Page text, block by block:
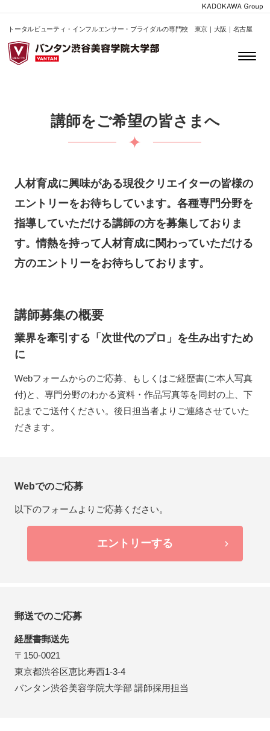
トータルビューティ・インフルエンサー・ブライダルの専門校 東京｜大阪｜名古屋
講師をご希望の皆さまへ
人材育成に興味がある現役クリエイターの皆様の
エントリーをお待ちしています。各種専門分野を
指導していただける講師の方を募集しておりま
す。情熱を持って人材育成に関わっていただける
方のエントリーをお待ちしております。
講師募集の概要
業界を牽引する「次世代のプロ」を生み出すため
に
Webフォームからのご応募、もしくはご経歴書(ご本人写真
付)と、専門分野のわかる資料・作品写真等を同封の上、下
記までご送付ください。後日担当者よりご連絡させていた
だきます。
Webでのご応募
以下のフォームよりご応募ください。
エントリーする
郵送でのご応募
経歴書郵送先
〒150-0021
東京都渋谷区恵比寿西1-3-4
バンタン渋谷美容学院大学部 講師採用担当